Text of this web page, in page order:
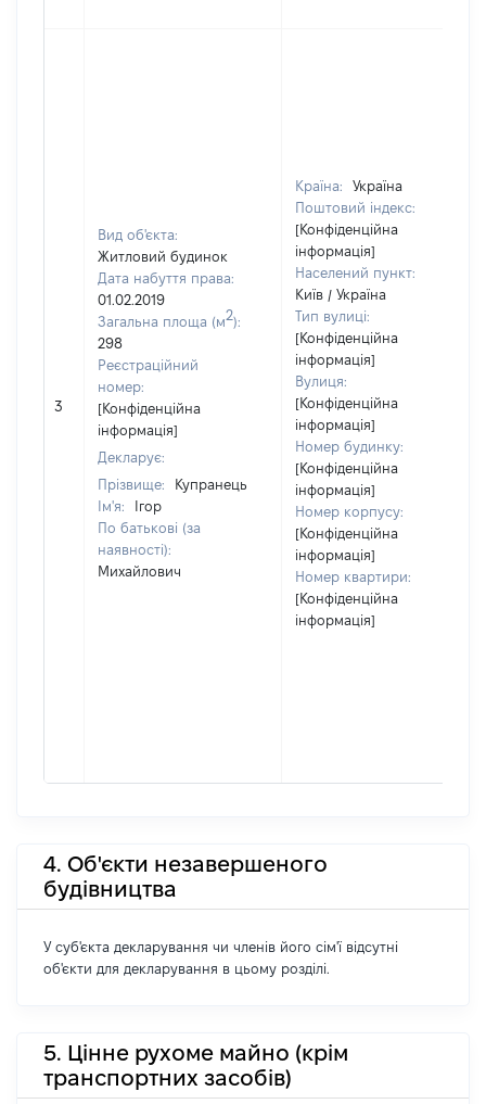
3
Вид об'єкта:
Житловий будинок
Дата набуття права:
01.02.2019
Загальна площа (м2):
298
Реєстраційний
номер:
[Конфіденційна
інформація]
Декларує:
Прізвище:
Купранець
Ім'я:
Ігор
По батькові (за
наявності):
Михайлович
Країна:
Україна
Поштовий індекс:
[Конфіденційна
інформація]
Населений пункт:
Київ / Україна
Тип вулиці:
[Конфіденційна
інформація]
Вулиця:
[Конфіденційна
інформація]
Номер будинку:
[Конфіденційна
інформація]
Номер корпусу:
[Конфіденційна
інформація]
Номер квартири:
[Конфіденційна
інформація]
4. Об'єкти незавершеного
будівництва
У суб'єкта декларування чи членів його сім'ї відсутні
об'єкти для декларування в цьому розділі.
5. Цінне рухоме майно (крім
транспортних засобів)